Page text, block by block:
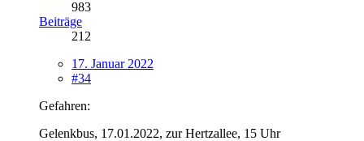
983
Beiträge
212
17. Januar 2022
#34
Gefahren:
Gelenkbus, 17.01.2022, zur Hertzallee, 15 Uhr